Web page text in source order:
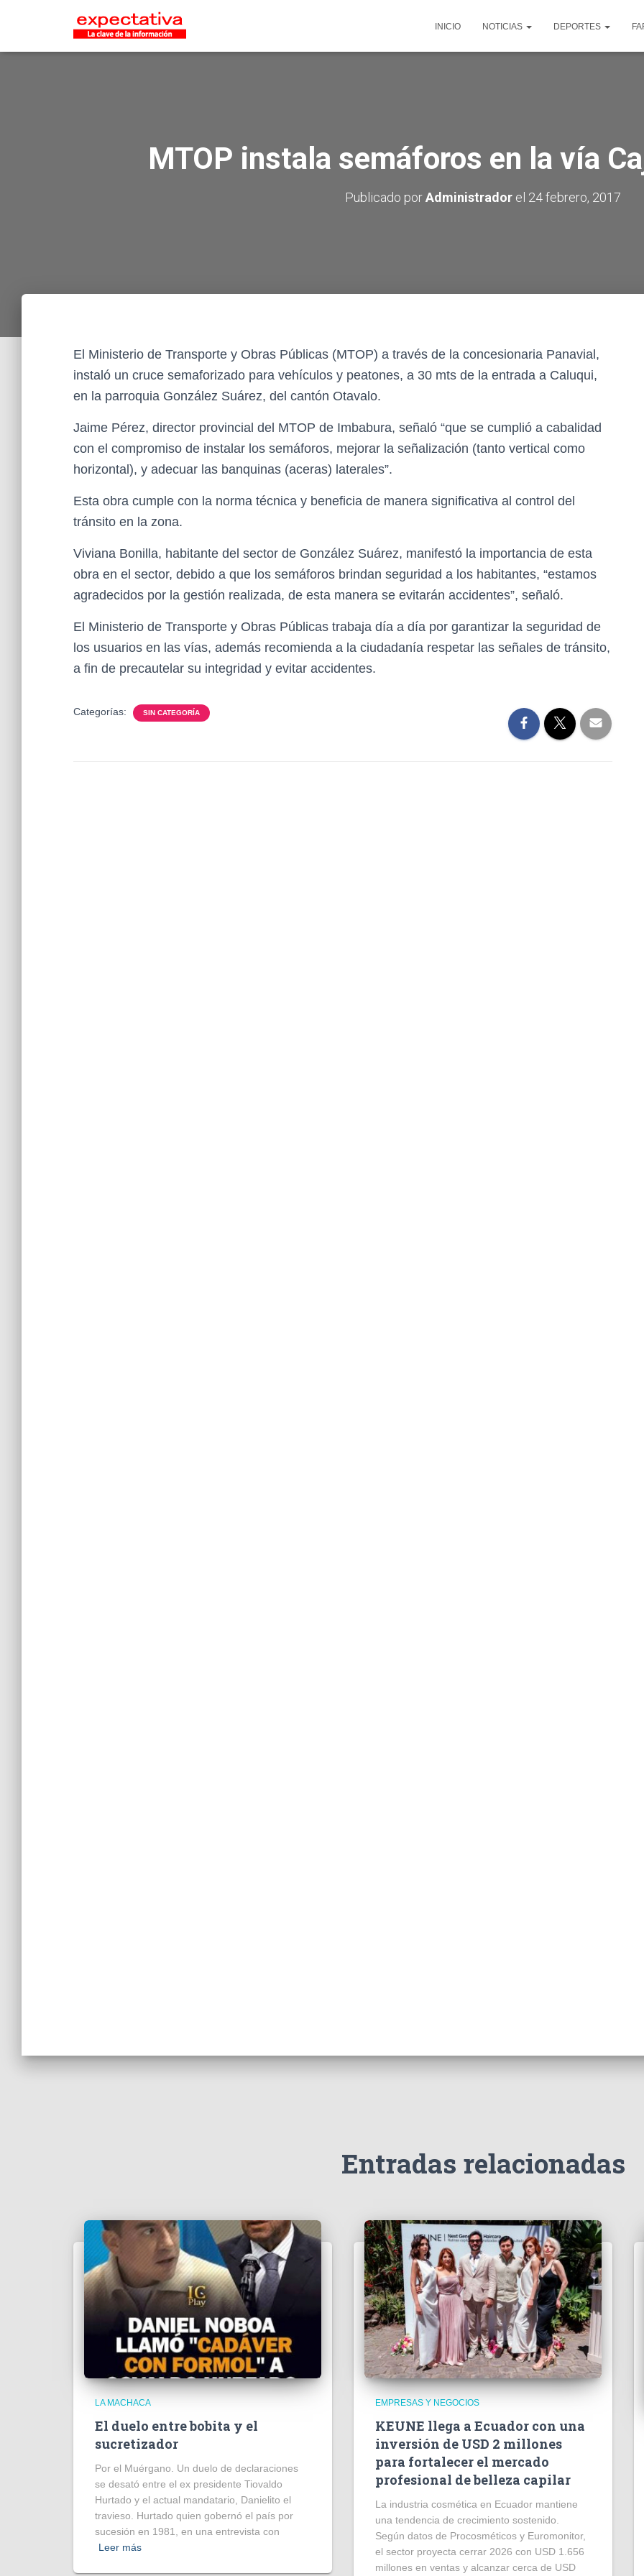
INICIO NOTICIAS DEPORTES
MTOP instala semáforos en la vía
Publicado porAdministrador el 24 febrero, 2017
El Ministerio de Transporte y Obras Públicas (MTOP) a través de la concesionaria Panavial,
instaló un cruce semaforizado para vehículos y peatones, a 30 mts de la entrada a Caluqui,
en la parroquia González Suárez, del cantón Otavalo.
Jaime Pérez, director provincial del MTOP de Imbabura, señaló “que se cumplió a cabalidad
con el compromiso de instalar los semáforos, mejorar la señalización (tanto vertical como
horizontal), y adecuar las banquinas (aceras) laterales”.
Esta obra cumple con la norma técnica y beneficia de manera significativa al control del
tránsito en la zona.
Viviana Bonilla, habitante del sector de González Suárez, manifestó la importancia de esta
obra en el sector, debido a que los semáforos brindan seguridad a los habitantes, “estamos
agradecidos por la gestión realizada, de esta manera se evitarán accidentes”, señaló.
El Ministerio de Transporte y Obras Públicas trabaja día a día por garantizar la seguridad de
los usuarios en las vías, además recomienda a la ciudadanía respetar las señales de tránsito,
a fin de precautelar su integridad y evitar accidentes.
Categorías: SIN CATEGORÍA
Entradas relacionadas
LA MACHACA
El duelo entre bobita y el
sucretizador
Por el Muérgano. Un duelo de declaraciones
se desató entre el ex presidente Tiovaldo
Hurtado y el actual mandatario, Danielito el
travieso. Hurtado quien gobernó el país por
sucesión en 1981, en una entrevista con
Leer más
EMPRESAS Y NEGOCIOS
KEUNE llega a Ecuador con una
inversión de USD 2 millones
para fortalecer el mercado
profesional de belleza capilar
La industria cosmética en Ecuador mantiene
una tendencia de crecimiento sostenido.
Según datos de Procosméticos y Euromonitor,
el sector proyecta cerrar 2026 con USD 1.656
millones en ventas y alcanzar cerca de USD